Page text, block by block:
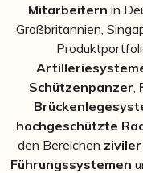
Mitarbeitern in
Großbritannien,
Schützenpanzer
hochgeschützte
den Bereichen
Führungssystemen